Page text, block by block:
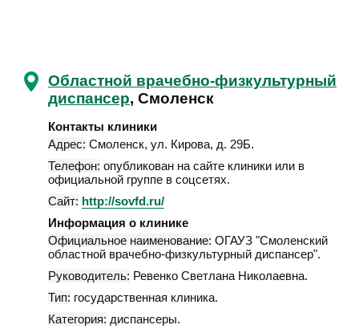
Областной врачебно-физкультурный
диспансер, Смоленск
Контакты клиники
Адрес: Смоленск, ул. Кирова, д. 29Б.
Телефон: опубликован на сайте клиники или в
официальной группе в соцсетях.
Сайт: http://sovfd.ru/
Информация о клинике
Официальное наименование: ОГАУЗ "Смоленский
областной врачебно-физкультурный диспансер".
Руководитель: Ревенко Светлана Николаевна.
Тип: государственная клиника.
Категория: диспансеры.